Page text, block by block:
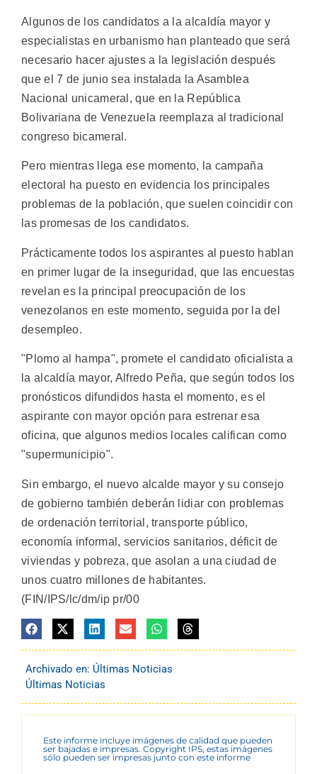
Algunos de los candidatos a la alcaldía mayor y
especialistas en urbanismo han planteado que será
necesario hacer ajustes a la legislación después
que el 7 de junio sea instalada la Asamblea
Nacional unicameral, que en la República
Bolivariana de Venezuela reemplaza al tradicional
congreso bicameral.
Pero mientras llega ese momento, la campaña
electoral ha puesto en evidencia los principales
problemas de la población, que suelen coincidir con
las promesas de los candidatos.
Prácticamente todos los aspirantes al puesto hablan
en primer lugar de la inseguridad, que las encuestas
revelan es la principal preocupación de los
venezolanos en este momento, seguida por la del
desempleo.
"Plomo al hampa", promete el candidato oficialista a
la alcaldía mayor, Alfredo Peña, que según todos los
pronósticos difundidos hasta el momento, es el
aspirante con mayor opción para estrenar esa
oficina, que algunos medios locales califican como
"supermunicipio".
Sin embargo, el nuevo alcalde mayor y su consejo
de gobierno también deberán lidiar con problemas
de ordenación territorial, transporte público,
economía informal, servicios sanitarios, déficit de
viviendas y pobreza, que asolan a una ciudad de
unos cuatro millones de habitantes.
(FIN/IPS/lc/dm/ip pr/00
Archivado en: Últimas Noticias
Últimas Noticias
Este informe incluye imágenes de calidad que pueden
ser bajadas e impresas. Copyright IPS, estas imágenes
sólo pueden ser impresas junto con este informe